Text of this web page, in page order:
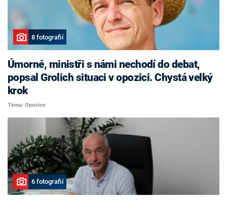
8 fotografií
Úmorné, ministři s námi nechodí do debat,
popsal Grolich situaci v opozici. Chystá velký
krok
Téma: Opozice
6 fotografií